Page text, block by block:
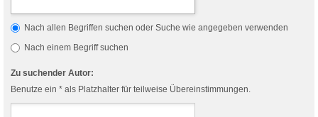
Nach allen Begriffen suchen oder Suche wie angegeben verwenden
Nach einem Begriff suchen
Zu suchender Autor:
Benutze ein * als Platzhalter für teilweise Übereinstimmungen.